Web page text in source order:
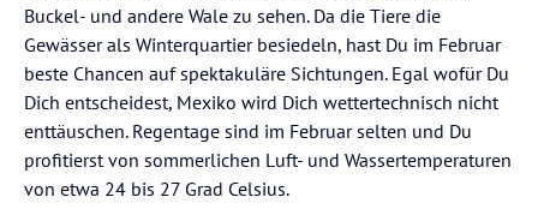
Buckel- und andere Wale zu sehen. Da die Tiere die
Gewässer als Winterquartier besiedeln, hast Du im Februar
beste Chancen auf spektakuläre Sichtungen. Egal wofür Du
Dich entscheidest, Mexiko wird Dich wettertechnisch nicht
enttäuschen. Regentage sind im Februar selten und Du
profitierst von sommerlichen Luft- und Wassertemperaturen
von etwa 24 bis 27 Grad Celsius.